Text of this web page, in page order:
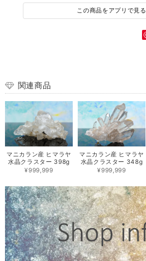
この商品をアプリで見る
関連商品
マニカラン産 ヒマラヤ
水晶クラスター 398g
¥999,999
マニカラン産 ヒマラヤ
水晶クラスター 348g
¥999,999